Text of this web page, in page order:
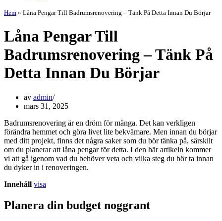
Hem » Låna Pengar Till Badrumsrenovering – Tänk På Detta Innan Du Börjar
Låna Pengar Till
Badrumsrenovering – Tänk På
Detta Innan Du Börjar
av admin
mars 31, 2025
Badrumsrenovering är en dröm för många. Det kan verkligen
förändra hemmet och göra livet lite bekvämare. Men innan du börjar
med ditt projekt, finns det några saker som du bör tänka på, särskilt
om du planerar att låna pengar för detta. I den här artikeln kommer
vi att gå igenom vad du behöver veta och vilka steg du bör ta innan
du dyker in i renoveringen.
Innehåll visa
Planera din budget noggrant